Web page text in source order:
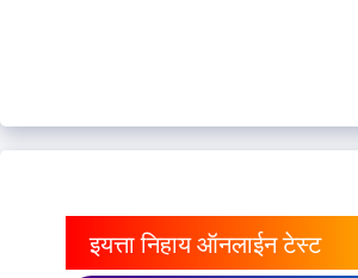
इयत्ता निहाय ऑनलाईन टेस्ट